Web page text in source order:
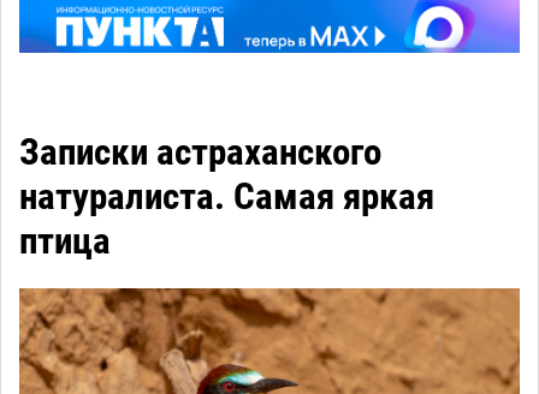
Записки астраханского
натуралиста. Самая яркая
птица